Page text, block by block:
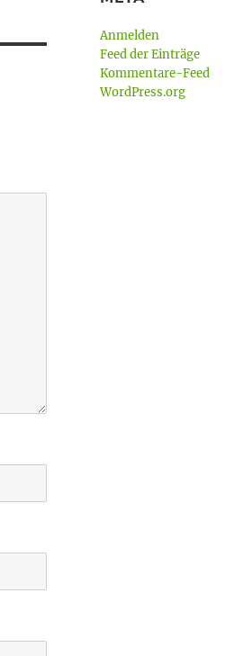
Anmelden
Feed der Einträge
Kommentare-Feed
WordPress.org